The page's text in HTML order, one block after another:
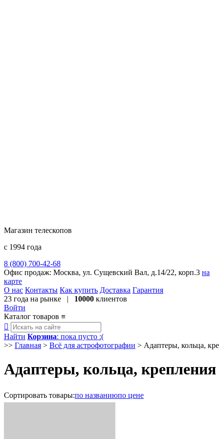
Магазин телескопов
с 1994 года
8 (800) 700-42-68
Офис продаж: Москва, ул. Сущевский Вал, д.14/22, корп.3 на
карте
О нас Контакты Как купить Доставка Гарантия
23 года на рынке | 10000 клиентов
Войти
Каталог товаров ≡

Найти Корзина: пока пусто :(
>> Главная > Всё для астрофотографии > Адаптеры, кольца,
Адаптеры, кольца, крепления
Сортировать товары:по названиюпо цене